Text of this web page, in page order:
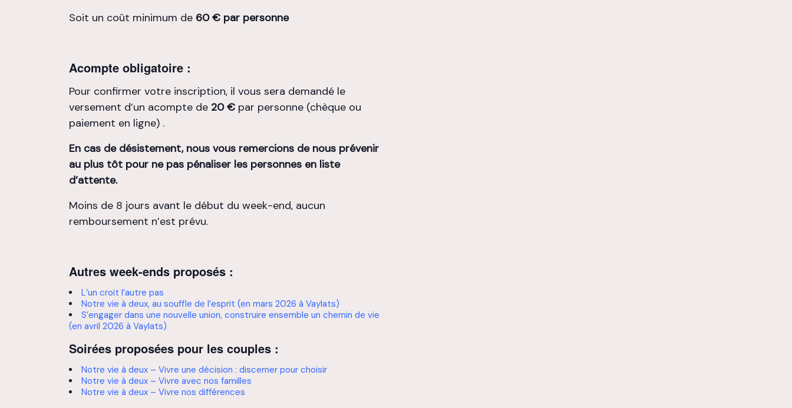
Soit un coût minimum de 60 € par personne
Acompte obligatoire :
Pour confirmer votre inscription, il vous sera demandé le
versement d’un acompte de 20 € par personne (chèque ou
paiement en ligne) .
En cas de désistement, nous vous remercions denous prévenir
au plus tôt pour ne pas pénaliser les personnes en liste
d’attente.
Moins de 8 jours avant le début du week-end, aucun
remboursement n’est prévu.
Autres week-ends proposés :
L’un croit l’autre pas
Notre vie à deux, au souffle de l’esprit (en mars 2026 à Vaylats)
S’engager dans une nouvelle union, construire ensemble un chemin de vie
(en avril 2026 à Vaylats)
Soirées proposées pour les couples :
Notre vie à deux – Vivre une décision : discerner pour choisir
Notre vie à deux – Vivre avec nos familles
Notre vie à deux – Vivre nos différences